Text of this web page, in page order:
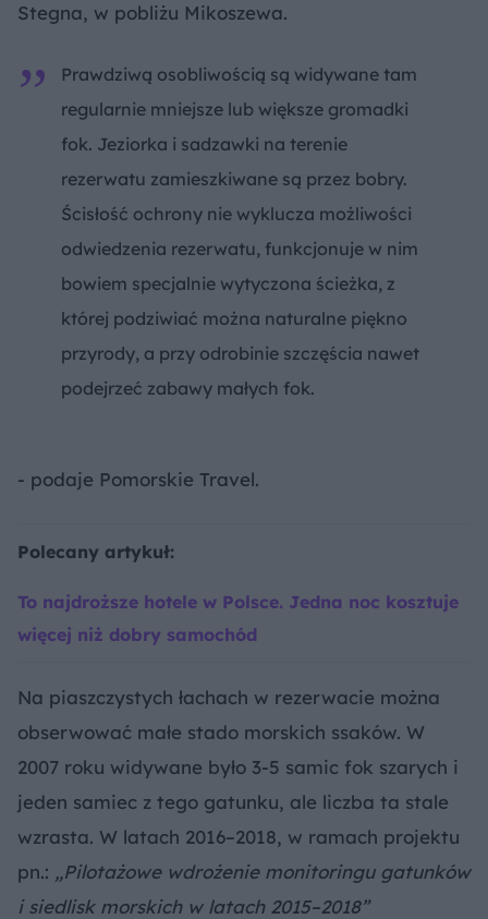
Stegna, w pobliżu Mikoszewa.
Prawdziwą osobliwością są widywane tam
regularnie mniejsze lub większe gromadki
fok. Jeziorka i sadzawki na terenie
rezerwatu zamieszkiwane są przez bobry.
Ścisłość ochrony nie wyklucza możliwości
odwiedzenia rezerwatu, funkcjonuje w nim
bowiem specjalnie wytyczona ścieżka, z
której podziwiać można naturalne piękno
przyrody, a przy odrobinie szczęścia nawet
podejrzeć zabawy małych fok.
- podaje Pomorskie Travel.
Polecany artykuł:
To najdroższe hotele w Polsce. Jedna noc kosztuje
więcej niż dobry samochód
Na piaszczystych łachach w rezerwacie można
obserwować małe stado morskich ssaków. W
2007 roku widywane było 3-5 samic fok szarych i
jeden samiec z tego gatunku, ale liczba ta stale
wzrasta. W latach 2016–2018, w ramach projektu
pn.: „Pilotażowe wdrożenie monitoringu gatunków
i siedlisk morskich w latach 2015–2018”